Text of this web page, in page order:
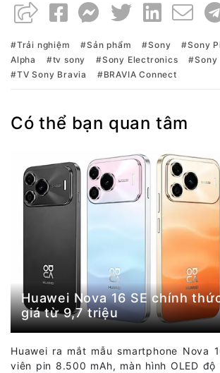
Trải nghiệm Sản phẩm Sony Sony
Alpha
tv sony Sony Electronics
Sony
TV Sony Bravia
BRAVIA Connect
Có thể bạn quan tâm
Huawei Nova 16 SE chính
giá từ 9,7 triệu
Huawei ra mắt mẫu smartphone Nova
viên pin 8.500 mAh, màn hình OLED